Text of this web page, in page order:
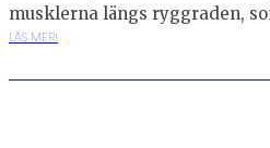
musklerna längs ryggraden,
LÄS MER!